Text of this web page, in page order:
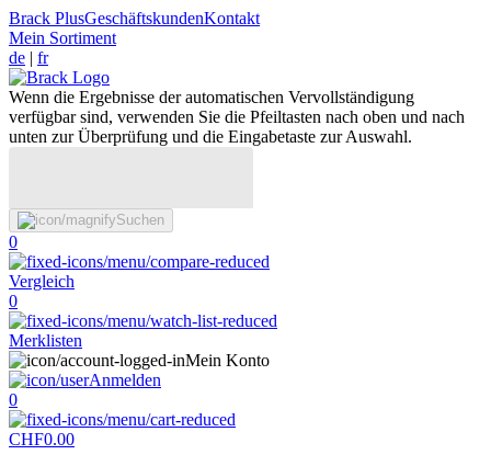
Brack PlusGeschäftskundenKontakt
Mein Sortiment
de | fr
Wenn die Ergebnisse der automatischen Vervollständigung
verfügbar sind, verwenden Sie die Pfeiltasten nach oben und nach
unten zur Überprüfung und die Eingabetaste zur Auswahl.
Suchen
0
Vergleich
0
Merklisten
Mein Konto
Anmelden
0
CHF0.00